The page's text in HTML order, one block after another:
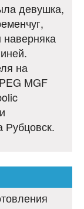
девушка,
на
MGF
Рубцовск.